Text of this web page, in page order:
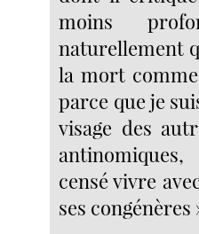
moins
naturellement
la mort
parce que je
visage des
censé vivre
ses congénères